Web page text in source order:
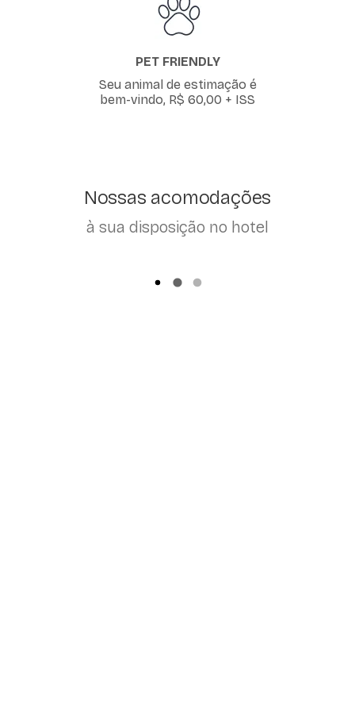
PET FRIENDLY
Seu animal de estimação é
bem-vindo, R$ 60,00 + ISS
Nossas acomodações
à sua disposição no hotel